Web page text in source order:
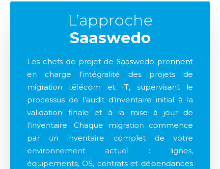
L’approche
Saaswedo
Les chefs de projet de Saaswedo prennent
en charge l’intégralité des projets de
migration télécom et IT, supervisant le
processus de l’audit d’inventaire initial à la
validation finale et à la mise à jour de
l’inventaire. Chaque migration commence
par un inventaire complet de votre
environnement actuel : lignes,
équipements, OS, contrats et dépendances